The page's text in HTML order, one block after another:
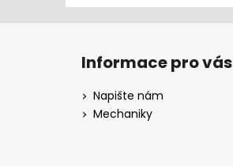
Z
Informace pro vás
Napište nám
Mechaniky